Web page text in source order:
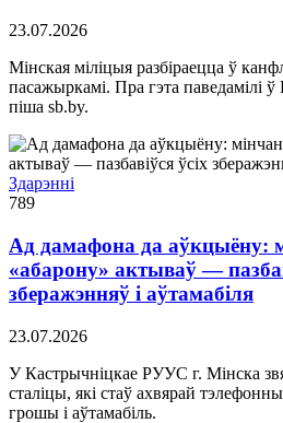
23.07.2026
Мінская міліцыя разбіраецца ў
пасажыркамі. Пра гэта паведамілі
піша sb.by.
Здарэннi
789
Ад дамафона да аўкцыёну:
«абарону» актываў —
зберажэнняў і аўтамабіля
23.07.2026
У Кастрычніцкае РУУС г. Мінска
сталіцы, які стаў ахвярай
грошы і аўтамабіль.